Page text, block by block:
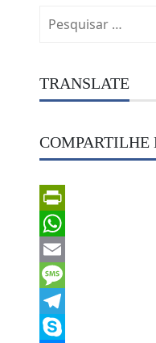
por:
TRANSLATE
COMPARTILHE
PrintFriendly
WhatsApp
Email
Message
Telegram